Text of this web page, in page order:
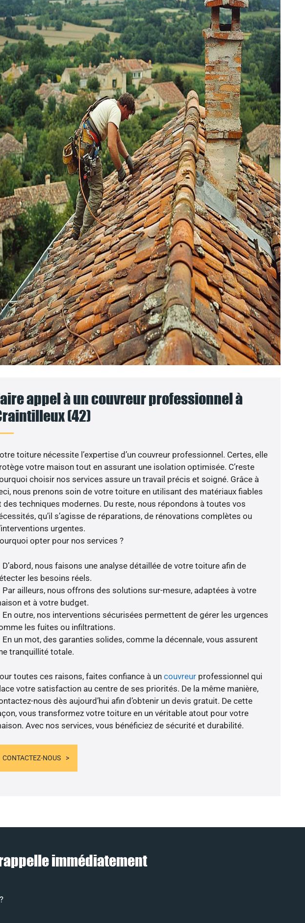
appel à un couvreur professionnel à
(42)
toiture nécessite l’expertise d’un couvreur professionnel. Certes, elle
votre maison tout en assurant une isolation optimisée. C’reste
choisir nos services assure un travail précis et soigné. Grâce à
nous prenons soin de votre toiture en utilisant des matériaux fiables
des techniques modernes. Du reste, nous répondons à toutes vos
qu’il s’agisse de réparations, de rénovations complètes ou
urgentes.
opter pour nos services ?
D’abord, nous faisons une analyse détaillée de votre toiture afin de
les besoins réels.
Par ailleurs, nous offrons des solutions sur-mesure, adaptées à votre
et à votre budget.
En outre, nos interventions sécurisées permettent de gérer les urgences
les fuites ou infiltrations.
En un mot, des garanties solides, comme la décennale, vous assurent
tranquillité totale.
toutes ces raisons, faites confiance à un couvreurprofessionnel qui
votre satisfaction au centre de ses priorités. De la même manière,
nous dès aujourd’hui afin d’obtenir un devis gratuit. De cette
vous transformez votre toiture en un véritable atout pour votre
Avec nos services, vous bénéficiez de sécurité et durabilité.
CONTACTEZ-NOUS
immédiatement